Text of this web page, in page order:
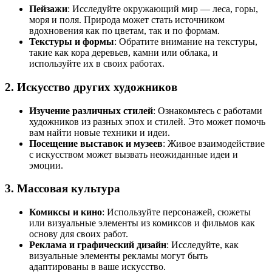
Пейзажи: Исследуйте окружающий мир — леса, горы,
моря и поля. Природа может стать источником
вдохновения как по цветам, так и по формам.
Текстуры и формы: Обратите внимание на текстуры,
такие как кора деревьев, камни или облака, и
используйте их в своих работах.
2. Искусство других художников
Изучение различных стилей: Ознакомьтесь с работами
художников из разных эпох и стилей. Это может помочь
вам найти новые техники и идеи.
Посещение выставок и музеев: Живое взаимодействие
с искусством может вызвать неожиданные идеи и
эмоции.
3. Массовая культура
Комиксы и кино: Используйте персонажей, сюжеты
или визуальные элементы из комиксов и фильмов как
основу для своих работ.
Реклама и графический дизайн: Исследуйте, как
визуальные элементы рекламы могут быть
адаптированы в ваше искусство.